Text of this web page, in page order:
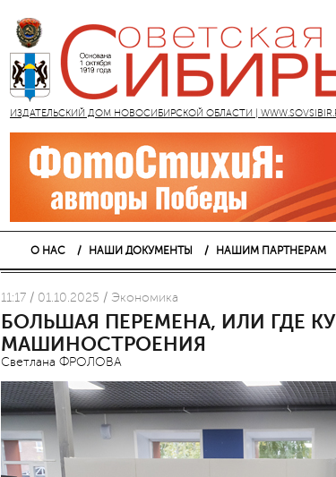
ИЗДАТЕЛЬСКИЙ ДОМ НОВОСИБИРСКОЙ ОБЛАСТИ |
О НАС НАШИ ДОКУМЕНТЫ НАШИМ ПАРТНЕРАМ
11:17 / 01.10.2025 / Экономика
БОЛЬШАЯ ПЕРЕМЕНА, ИЛИ ГДЕ
МАШИНОСТРОЕНИЯ
Светлана ФРОЛОВА